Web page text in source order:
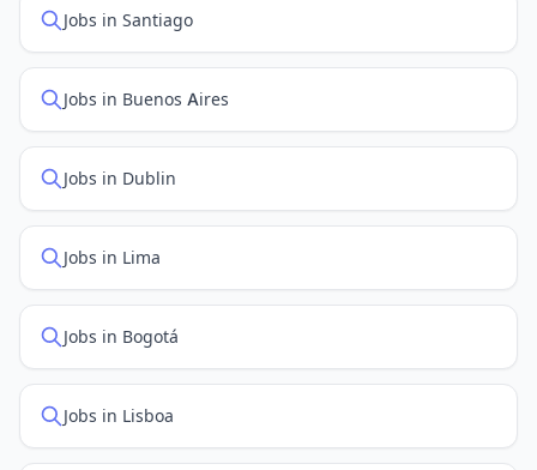
Jobs in Santiago
Jobs in Buenos Aires
Jobs in Dublin
Jobs in Lima
Jobs in Bogotá
Jobs in Lisboa